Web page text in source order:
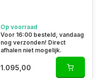
Op voorraad
Voor 16:00 besteld, vandaag
nog verzonden! Direct
afhalen niet mogelijk.
1.095,00